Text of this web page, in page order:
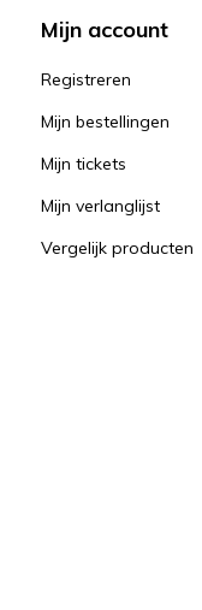
Mijn account
Registreren
Mijn bestellingen
Mijn tickets
Mijn verlanglijst
Vergelijk producten